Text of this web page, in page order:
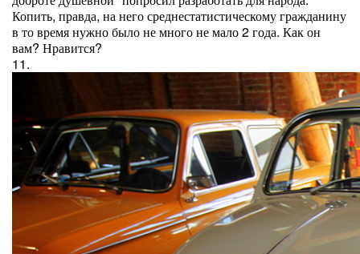
Копить, правда, на него среднестатистическому гражданину
в то время нужно было не много не мало 2 года. Как он
вам? Нравится?
11.